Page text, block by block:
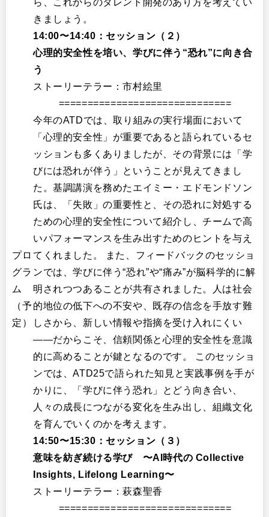
プロ
グラ
ム
（予
定）
ら、これからのタレント開発のあり方を考えてい
きましょう。
14:00〜14:40：セッション（２）
心理的安全性を培い、学びに伴う“恐れ”に向き合
う
ストーリーテラー：市村絵里
==============================
今年のATDでは、取り組みの実行場面において
「心理的安全性」が重要であると語られているセ
ッションも多くありましたが、その背景には「学
びには恐れが伴う」ということが見えてきまし
た。基調講演を務めたエイミー・エドモンドソン
氏は、「失敗」の重要性と、その恐れに対処する
ための心理的安全性について紹介し、チームで高
いパフォーマンスを生み出すためのヒントを与え
てくれました。 また、フィードバックのセッショ
ンでは、学びに伴う“恐れ”や“痛み”が脳科学的に解
明されつつあることが共有されました。人は社会
的地位の低下への不安や、既存の信念を手放す難
しさから、新しい情報や指摘を受け入れにくい
——だからこそ、信頼関係と心理的安全性を意識
的に高めることが鍵となるのです。 このセッショ
ンでは、ATD25で語られた知見と実践事例を手が
かりに、「学びに伴う恐れ」とどう向き合い、
人々の成長につながる変化を生み出し、組織文化
を育んでいくのかを考えます。
14:50〜15:30：セッション（３）
意味を紡ぎ続ける学び 〜AI時代の Collective
Insights, Lifelong Learning〜
ストーリーテラー：萩森聖香
==============================